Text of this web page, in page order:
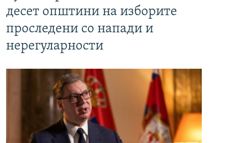
десет општини на изборите
проследени со напади и
нерегуларности